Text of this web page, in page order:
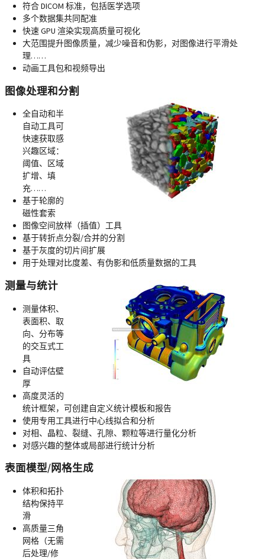
符合 DICOM 标准，包括医学选项
多个数据集共同配准
快速 GPU 渲染实现高质量可视化
大范围提升图像质量，减少噪音和伪影，对图像进行平滑处
理……
动画工具包和视频导出
图像处理和分割
全自动和半
自动工具可
快速获取感
兴趣区域：
阈值、区域
扩增、填
充……
基于轮廓的
磁性套索
图像空间放样（插值）工具
基于转折点分裂/合并的分割
基于灰度的切片间扩展
用于处理对比度差、有伪影和低质量数据的工具
测量与统计
测量体积、
表面积、取
向、分布等
的交互式工
具
自动评估壁
厚
高度灵活的
统计框架，可创建自定义统计模板和报告
使用专用工具进行中心线拟合和分析
对相、晶粒、裂缝、孔隙、颗粒等进行量化分析
对感兴趣的整体或局部进行统计分析
表面模型/网格生成
体积和拓扑
结构保持平
滑
高质量三角
网格（无需
后处理/修